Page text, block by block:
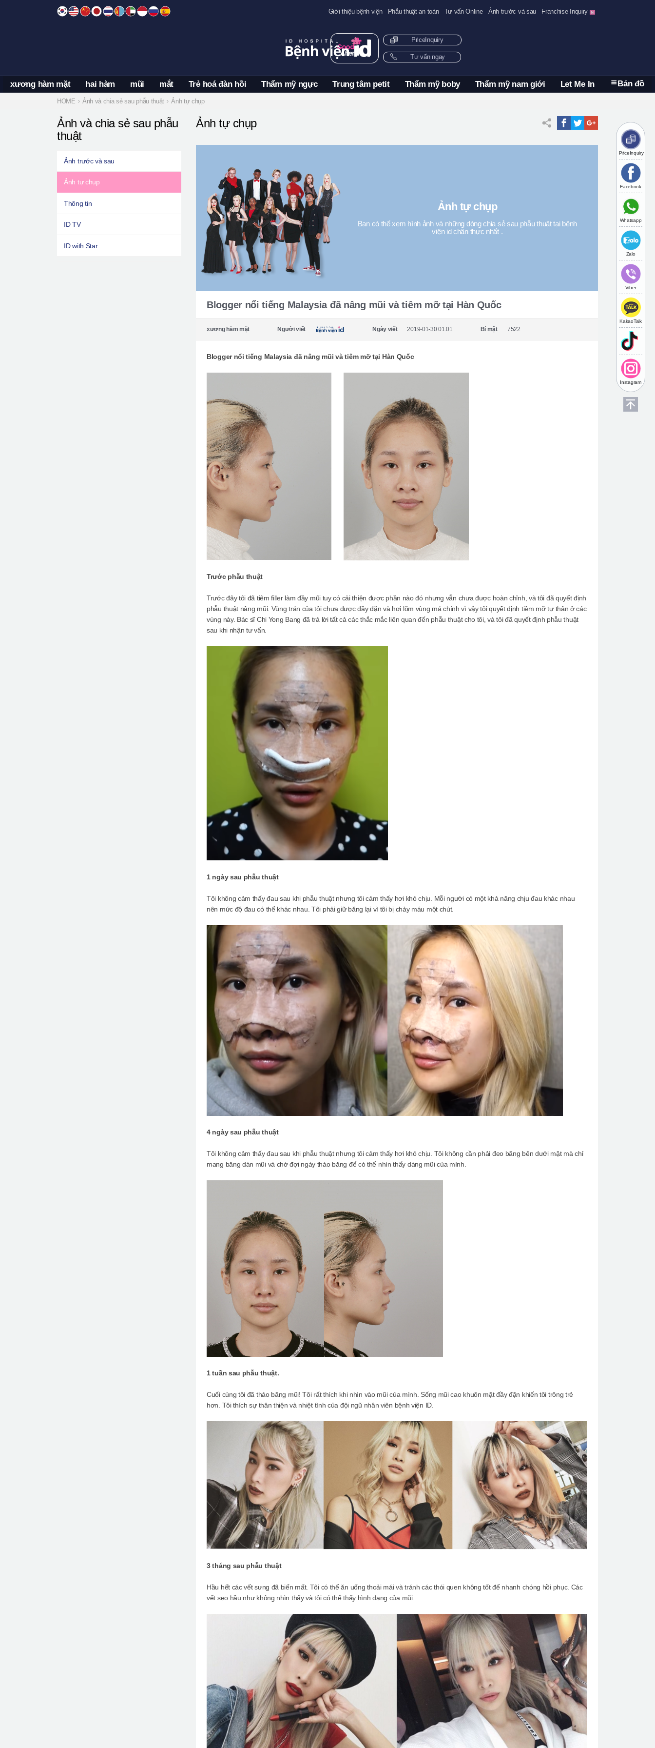
Giới thiệu bệnh viện Phẫu thuật an toàn Tư vấn Online Ảnh trước và sau Franchise Inquiry
xương hàm mặt hai hàm mũi mắt Trẻ hoá đàn hồi Thẩm mỹ ngực Trung tâm petit Thẩm mỹ boby Thẩm mỹ nam giới Let Me In Bản đồ
PriceInquiry
Tư vấn ngay
PriceInquiry
Facebook
Whatsapp
Zalo
Viber
KakaoTalk
Instagram
HOME Ảnh và chia sẻ sau phẫu thuật Ảnh tự chụp
Ảnh tự chụp
Ảnh tự chụp
Bạn có thể xem hình ảnh và những dòng chia sẻ sau phẫu thuật tại bệnh
viện id chân thực nhất .
Blogger nổi tiếng Malaysia đã nâng mũi và tiêm mỡ tại Hàn Quốc
xương hàm mặt Người viết Ngày viết 2019-01-30 01:01 Bí mật 7522
Blogger nổi tiếng Malaysia đã nâng mũi và tiêm mỡ tại Hàn Quốc
Trước phẫu thuật
Trước đây tôi đã tiêm filler làm đầy mũi tuy có cải thiện được phần nào đó nhưng vẫn chưa được hoàn chỉnh, và tôi đã quyết định
phẫu thuật nâng mũi. Vùng trán của tôi chưa được đầy đặn và hơi lõm vùng má chính vì vậy tôi quyết định tiêm mỡ tự thân ở các
vùng này. Bác sĩ Chi Yong Bang đã trả lời tất cả các thắc mắc liên quan đến phẫu thuật cho tôi, và tôi đã quyết định phẫu thuật
sau khi nhận tư vấn.
1 ngày sau phẫu thuật
Tôi không cảm thấy đau sau khi phẫu thuật nhưng tôi cảm thấy hơi khó chịu. Mỗi người có một khả năng chịu đau khác nhau
nên mức độ đau có thể khác nhau. Tôi phải giữ băng lại vì tôi bị chảy máu một chút.
4 ngày sau phẫu thuật
Tôi không cảm thấy đau sau khi phẫu thuật nhưng tôi cảm thấy hơi khó chịu. Tôi không cần phải đeo băng bên dưới mặt mà chỉ
mang băng dán mũi và chờ đợi ngày tháo băng để có thể nhìn thấy dáng mũi của mình.
1 tuần sau phẫu thuật.
Cuối cùng tôi đã tháo băng mũi! Tôi rất thích khi nhìn vào mũi của mình. Sống mũi cao khuôn mặt đầy đặn khiến tôi trông trẻ
hơn. Tôi thích sự thân thiện và nhiệt tình của đội ngũ nhân viên bệnh viện ID.
3 tháng sau phẫu thuật
Hầu hết các vết sưng đã biến mất. Tôi có thể ăn uống thoải mái và tránh các thói quen không tốt để nhanh chóng hồi phục. Các
vết sẹo hầu như không nhìn thấy và tôi có thể thấy hình dạng của mũi.
Ảnh và chia sẻ sau phẫu
thuật
Ảnh trước và sau
Ảnh tự chụp
Thông tin
ID TV
ID with Star